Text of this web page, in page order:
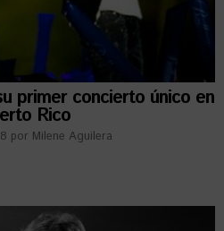
primer concierto único en
Rico
por Milene Aguilera